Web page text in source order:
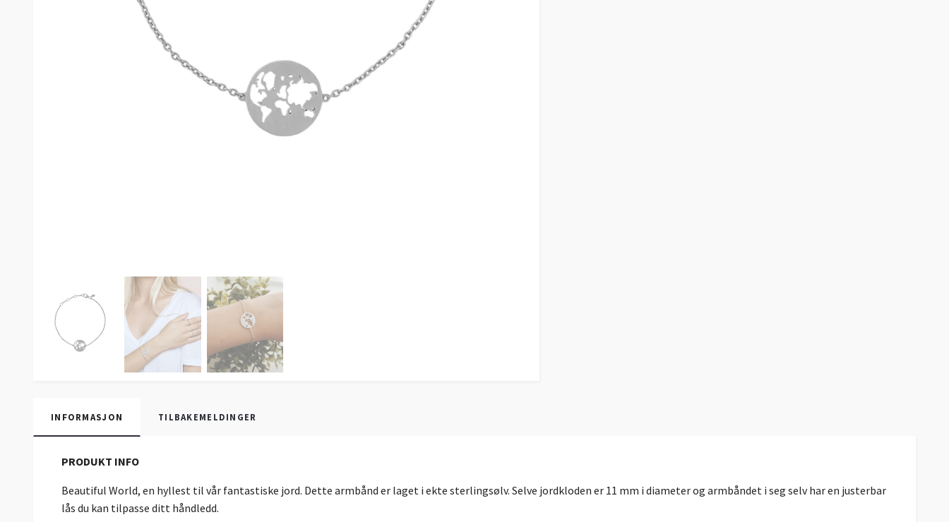
INFORMASJON TILBAKEMELDINGER
PRODUKT INFO
Beautiful World, en hyllest til vår fantastiske jord. Dette armbånd er laget i ekte sterlingsølv. Selve jordkloden er 11 mm i diameter og armbåndet i seg selv har en justerbar
lås du kan tilpasse ditt håndledd.